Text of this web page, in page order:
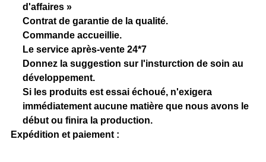
d'affaires »
Contrat de garantie de la qualité.
Commande accueillie.
Le service après-vente 24*7
Donnez la suggestion sur l'insturction de soin au
développement.
Si les produits est essai échoué, n'exigera
immédiatement aucune matière que nous avons le
début ou finira la production.
Expédition et paiement :